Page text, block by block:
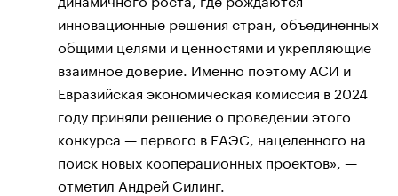
инновационные решения стран, объединенных
общими целями и ценностями и укрепляющие
взаимное доверие. Именно поэтому АСИ и
Евразийская экономическая комиссия в 2024
году приняли решение о проведении этого
конкурса — первого в ЕАЭС, нацеленного на
поиск новых кооперационных проектов», —
отметил Андрей Силинг.